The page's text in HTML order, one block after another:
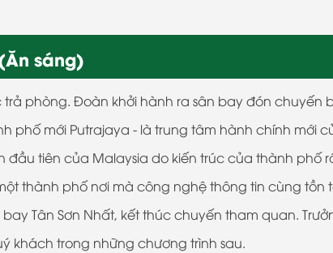
(Ăn sáng)
phòng. Đoàn khởi hành ra sân bay đón chuyến
phố mới Putrajaya - là trung tâm hành chính mới
đầu tiên của Malaysia do kiến trúc của thành phố
thành phố nơi mà công nghệ thông tin cùng tồn
Tân Sơn Nhất, kết thúc chuyến tham quan.
khách trong những chương trình sau.